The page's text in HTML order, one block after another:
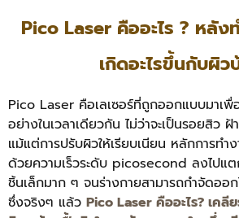
Pico Laser คืออะไร ? หลัง
เกิดอะไรขึ้นกับผิว
Pico Laser คือเลเซอร์ที่ถูกออกแบบมาเ
อย่างในเวลาเดียวกัน ไม่ว่าจะเป็นรอยสิว
แม้แต่การปรับผิวให้เรียบเนียน หลักการท
ด้วยความเร็วระดับ picosecond ลงไปแ
ชิ้นเล็กมาก ๆ จนร่างกายสามารถกำจัดออ
ซึ่งจริงๆ แล้ว Pico Laser คืออะไร? เคลี